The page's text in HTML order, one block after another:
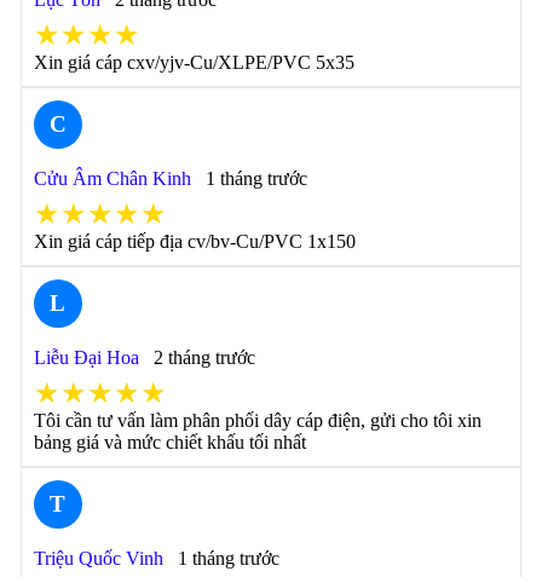
★★★★
Xin giá cáp cxv/yjv-Cu/XLPE/PVC 5x35
C
Cửu Âm Chân Kinh 1 tháng trước
★★★★★
Xin giá cáp tiếp địa cv/bv-Cu/PVC 1x150
L
Liễu Đại Hoa 2 tháng trước
★★★★★
Tôi cần tư vấn làm phân phối dây cáp điện, gửi cho tôi xin
bảng giá và mức chiết khấu tối nhất
T
Triệu Quốc Vinh 1 tháng trước